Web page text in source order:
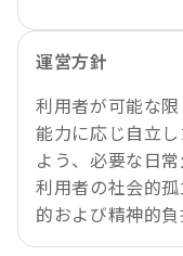
運営方針
利用者が可能な
能力に応じ自立
よう、必要な日
利用者の社会的
的および精神的